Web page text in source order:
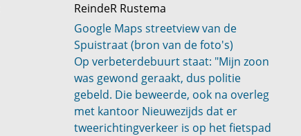
ReindeR Rustema
Google Maps streetview van de
Spuistraat (bron van de foto's)
Op verbeterdebuurt staat: "Mijn zoon
was gewond geraakt, dus politie
gebeld. Die beweerde, ook na overleg
met kantoor Nieuwezijds dat er
tweerichtingverkeer is op het fietspad